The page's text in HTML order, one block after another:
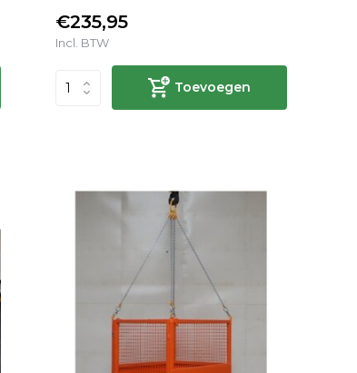
€235,95
Incl. BTW
Toevoegen